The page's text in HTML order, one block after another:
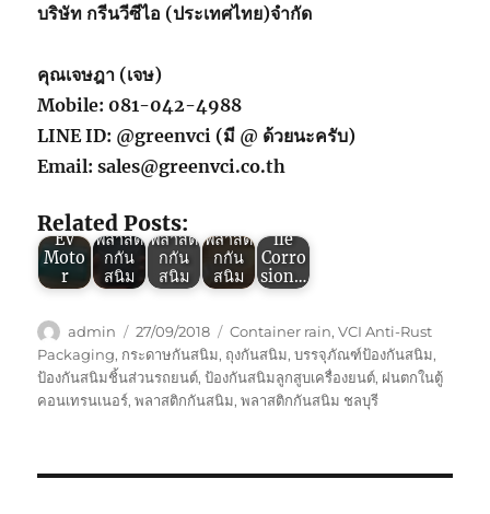
บริษัท กรีนวีซีไอ (ประเทศไทย)จำกัด
คุณเจษฎา (เจษ)
Mobile: 081-042-4988
LINE ID: @greenvci (มี @ ด้วยนะครับ)
Email: sales@greenvci.co.th
Related Posts:
Green
VCI
er for
EV
Moto
r
Green
ล็อค
พลาสติ
กกัน
สนิม
Green
VCI :
นวัฒ
กรรม
ในการ
ป้องกัน
ด้วย
พลาสติ
กกัน
สนิม
Green
VCI :
พลาสติ
กกัน
สนิม
ถุง
พลาสติ
กกัน
ile
Corro
sion…
Author
admin
Posted
on
27/09/2018 Tags
Container rain,VCI Anti-Rust
Packaging, กระดาษกันสนิม, ถุงกันสนิม,บรรจุภัณฑ์ป้องกันสนิม,
ป้องกันสนิมชิ้นส่วนรถยนต์,ป้องกันสนิมลูกสูบเครื่องยนต์, ฝนตกในตู้
คอนเทรนเนอร์,พลาสติกกันสนิม,พลาสติกกันสนิม ชลบุรี